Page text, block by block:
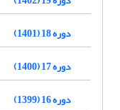
دوره 18 (1401)
دوره 17 (1400)
دوره 16 (1399)